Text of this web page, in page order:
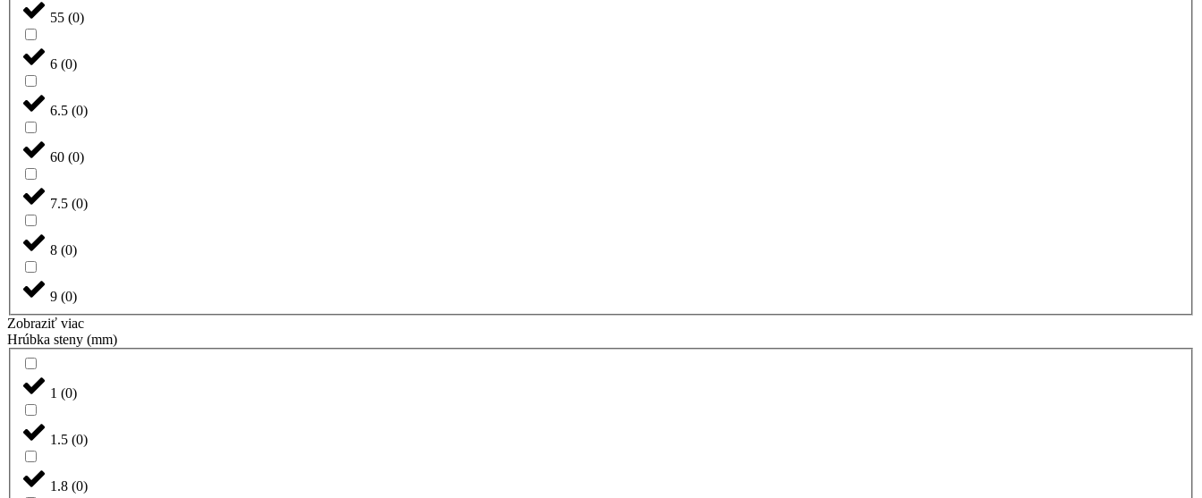
55 (0)
6 (0)
6.5 (0)
60 (0)
7.5 (0)
8 (0)
9 (0)
Zobraziť viac
Hrúbka steny (mm)
1 (0)
1.5 (0)
1.8 (0)